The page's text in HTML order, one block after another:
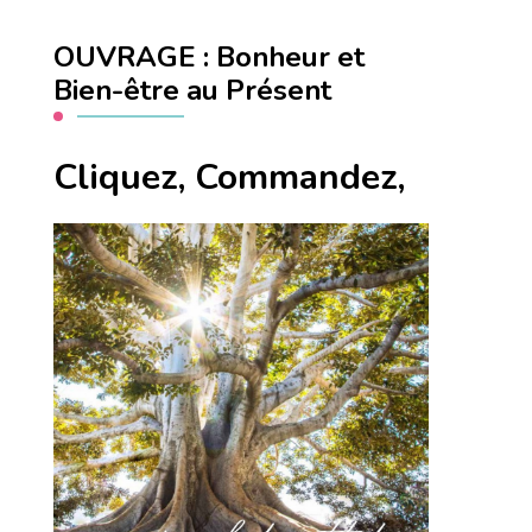
OUVRAGE : Bonheur et
Bien-être au Présent
Cliquez, Commandez,